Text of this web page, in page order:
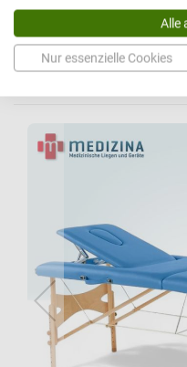
Ausstattung: Kanten
Einsatz, schnell verfügbar,
Ihr Preis:ab
Alle
Nur essenzielle Cookies